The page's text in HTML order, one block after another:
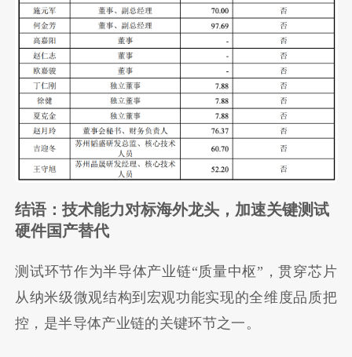
结语：技术能力对标海外龙头，加速关键测试
硬件国产替代
测试环节作为半导体产业链“质量中枢”，贯穿芯片
从纳米级微观结构到宏观功能实现的全维度品质把
控，是半导体产业链的关键环节之一。